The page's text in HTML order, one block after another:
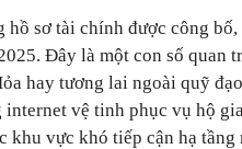
hồ sơ tài chính được công
Đây là một con số quan
hay tương lai ngoài quỹ
internet vệ tinh phục vụ hộ
khu vực khó tiếp cận hạ tầng